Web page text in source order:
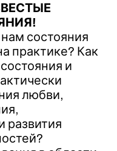
состояния
практике? Как
и
любви,
развития